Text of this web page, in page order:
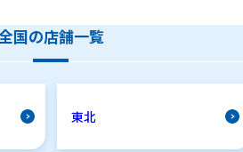
国の店舗一覧
東北